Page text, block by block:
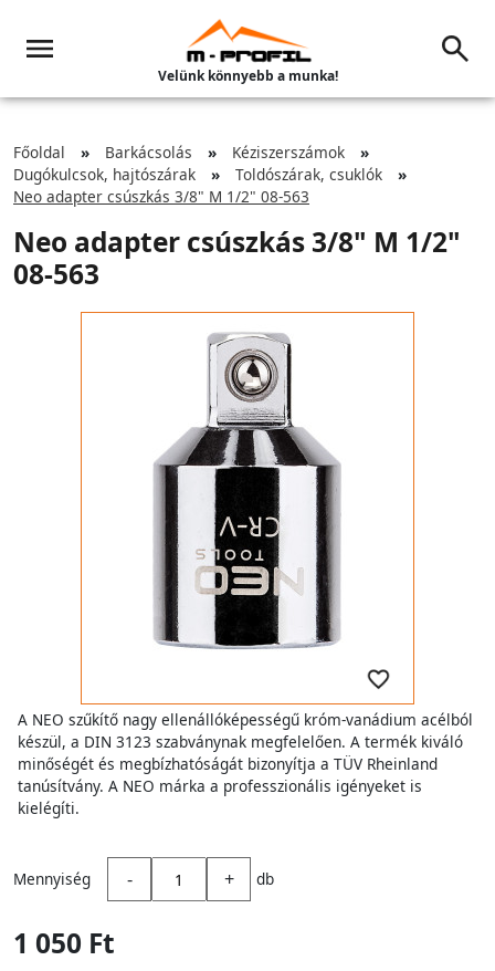
Velünk könnyebb a munka!
Főoldal Barkácsolás
Kéziszerszámok
Dugókulcsok, hajtószárak
Toldószárak, csuklók
Neo adapter csúszkás 3/8" M 1/2" 08-563
Neo adapter csúszkás 3/8" M 1/2"
08-563
A NEO szűkítő nagy ellenállóképességű króm-vanádium acélból
készül, a DIN 3123 szabványnak megfelelően. A termék kiváló
minőségét és megbízhatóságát bizonyítja a TÜV Rheinland
tanúsítvány. A NEO márka a professzionális igényeket is
kielégíti.
Mennyiség - + db
1 050 Ft